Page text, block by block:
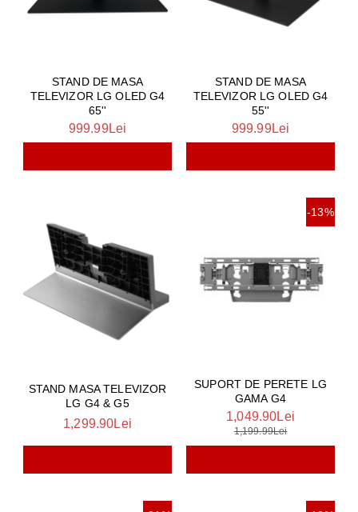
STAND DE MASA
TELEVIZOR LG OLED G4
65''
999.99Lei
STAND DE MASA
TELEVIZOR LG OLED G4
55''
999.99Lei
STAND MASA TELEVIZOR
LG G4 & G5
1,299.90Lei
-13%
SUPORT DE PERETE LG
GAMA G4
1,049.90Lei
1,199.99Lei